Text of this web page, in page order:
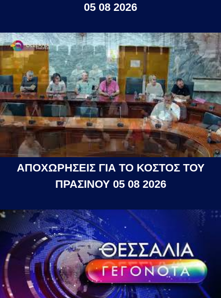
05 08 2026
ΑΠΟΧΩΡΗΣΕΙΣ ΓΙΑ ΤΟ ΚΟΣΤΟΣ ΤΟΥ
ΠΡΑΣΙΝΟΥ 05 08 2026